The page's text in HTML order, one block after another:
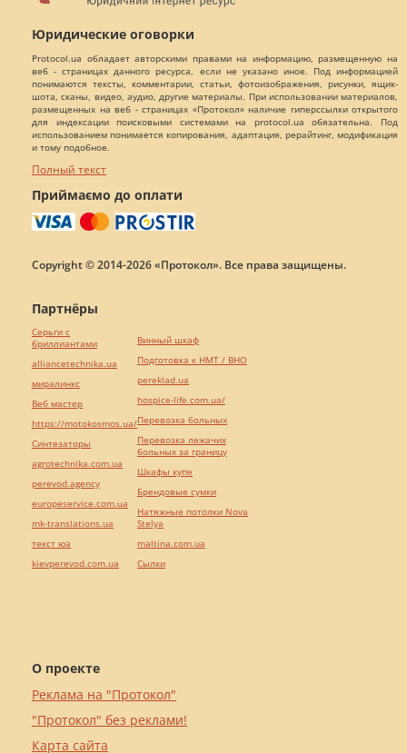
Юридические оговорки
Protocol.ua обладает авторскими правами на информацию, размещенную на
веб - страницах данного ресурса, если не указано иное. Под информацией
понимаются тексты, комментарии, статьи, фотоизображения, рисунки, ящик-
шота, сканы, видео, аудио, другие материалы. При использовании материалов,
размещенных на веб - страницах «Протокол» наличие гиперссылки открытого
для индексации поисковыми системами на protocol.ua обязательна. Под
использованием понимается копирования, адаптация, рерайтинг, модификация
и тому подобное.
Полный текст
Приймаємо до оплати
Copyright © 2014-2026 «Протокол». Все права защищены.
О проекте
Реклама на "Протокол"
"Протокол" без реклами!
Карта сайта
Партнёры
Серьги с
бриллиантами
alliancetechnika.ua
миралинкс
Веб мастер
https://motokosmos.ua/
Синтезаторы
agrotechnika.com.ua
perevod.agency
europeservice.com.ua
mk-translations.ua
текст юа
kievperevod.com.ua
Винный шкаф
Подготовка к НМТ / ВНО
pereklad.ua
hospice-life.com.ua/
Перевозка больных
Перевозка лежачих
больных за границу
Шкафы купе
Брендовые сумки
Натяжные потолки Nova
Stelya
maltina.com.ua
Cылки